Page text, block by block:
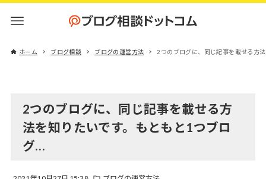
ホーム ブログ相談 ブログの運営方法 2つのブログに、同じ記事を載せる方
2つのブログに、同じ記事を載せる方
法を知りたいです。もともと1つブロ
グ…